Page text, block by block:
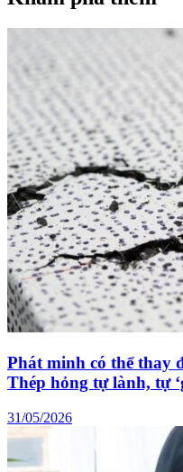
Phát minh có thể thay
Thép hỏng tự lành, tự
31/05/2026